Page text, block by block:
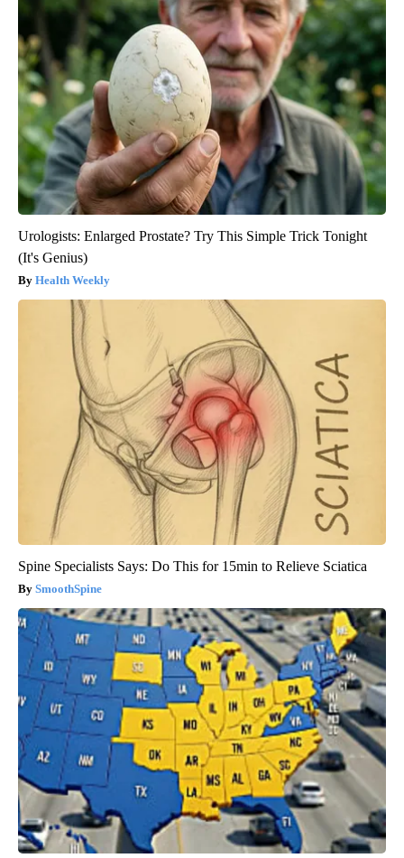
Urologists: Enlarged Prostate? Try This Simple Trick Tonight
(It's Genius)
Health Weekly
Spine Specialists Says: Do This for 15min to Relieve Sciatica
SmoothSpine